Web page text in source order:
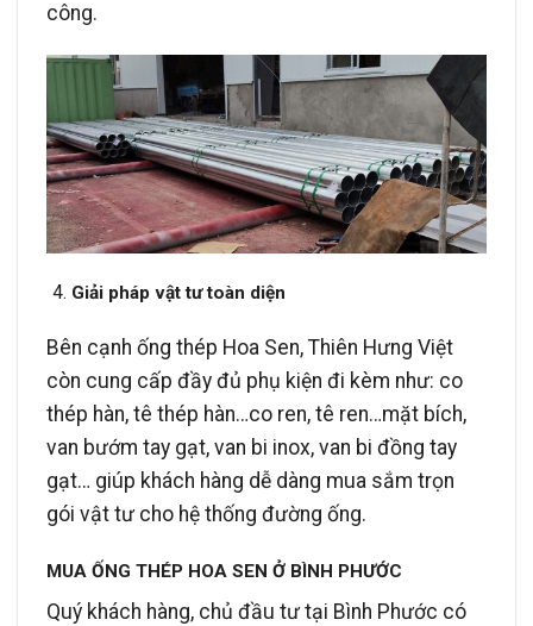
công.
Giải pháp vật tư toàn diện
Bên cạnh ống thép Hoa Sen, Thiên Hưng Việt
còn cung cấp đầy đủ phụ kiện đi kèm như: co
thép hàn, tê thép hàn…co ren, tê ren…mặt bích,
van bướm tay gạt, van bi inox, van bi đồng tay
gạt… giúp khách hàng dễ dàng mua sắm trọn
gói vật tư cho hệ thống đường ống.
MUA ỐNG THÉP HOA SEN Ở BÌNH PHƯỚC
Quý khách hàng, chủ đầu tư tại Bình Phước có